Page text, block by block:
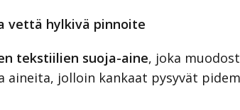
vettä hylkivä pinnoite
tekstiilien suoja-aine, joka
aineita, jolloin kankaat pysyvät